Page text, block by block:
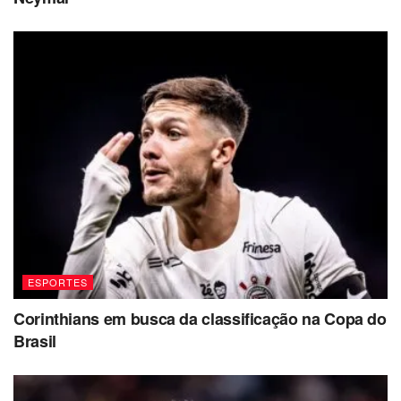
Competição:Copa do Mundo 2026 – Grupo C (2ª
19 de junho, às 21h30 (Brasília) /
Lincoln Financial Field, Filadélfia (EUA)
Onde assistir
TV aberta:Globo e SBT
TV fechada: SporTV e NSports
YouTube:CazéTV e Ge TV
ESPORTES
Corinthians em busca da classificação na Copa do
Brasil